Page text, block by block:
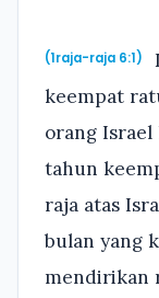
(1raja-raja 6:1)
keempat
orang
tahun
raja atas
bulan yang
mendirikan